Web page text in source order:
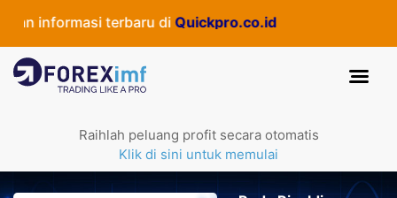
informasi terbaru diQuickpro.co.id
Raihlah peluang profit secara otomatis
Klik di sini untuk memulai